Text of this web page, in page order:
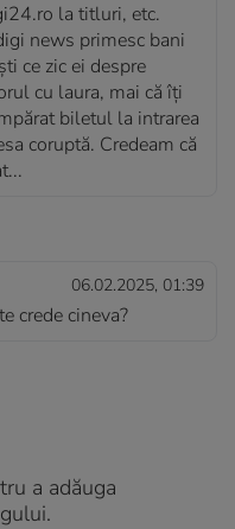
la titluri, etc.
news primesc bani
ce zic ei despre
cu laura, mai că îți
biletul la intrarea
coruptă. Credeam că
06.02.2025, 01:39
crede cineva?
a adăuga